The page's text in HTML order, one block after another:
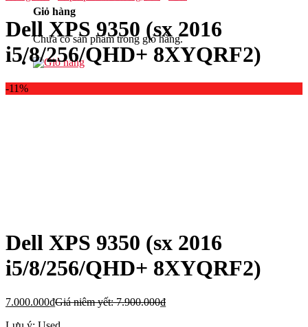
Giỏ hàng
Chưa có sản phẩm trong giỏ hàng.
Dell XPS 9350 (sx 2016
i5/8/256/QHD+ 8XYQRF2)
-11%
Dell XPS 9350 (sx 2016
i5/8/256/QHD+ 8XYQRF2)
7.000.000₫Giá niêm yết:7.900.000₫